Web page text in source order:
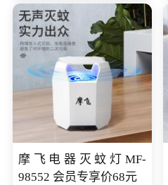
摩飞电器灭蚊灯MF-
98552 会员专享价68元